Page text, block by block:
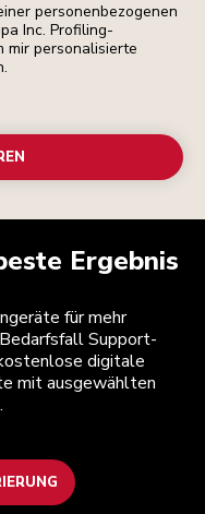
personenbezogenen
Inc. Profiling-
mir personalisierte
Ergebnis
für mehr
Support-
digitale
mit ausgewählten